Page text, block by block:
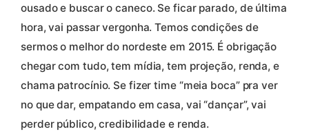
ousado e buscar o caneco. Se ficar parado, de última
hora, vai passar vergonha. Temos condições de
sermos o melhor do nordeste em 2015. É obrigação
chegar com tudo, tem mídia, tem projeção, renda, e
chama patrocínio. Se fizer time “meia boca” pra ver
no que dar, empatando em casa, vai “dançar”, vai
perder público, credibilidade e renda.